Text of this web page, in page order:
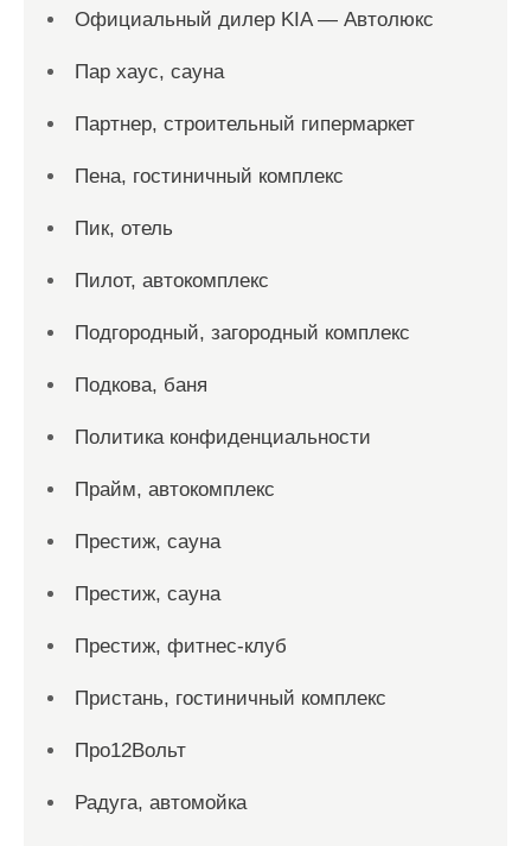
Официальный дилер KIA — Автолюкс
Пар хаус, сауна
Партнер, строительный гипермаркет
Пена, гостиничный комплекс
Пик, отель
Пилот, автокомплекс
Подгородный, загородный комплекс
Подкова, баня
Политика конфиденциальности
Прайм, автокомплекс
Престиж, сауна
Престиж, сауна
Престиж, фитнес-клуб
Пристань, гостиничный комплекс
Про12Вольт
Радуга, автомойка